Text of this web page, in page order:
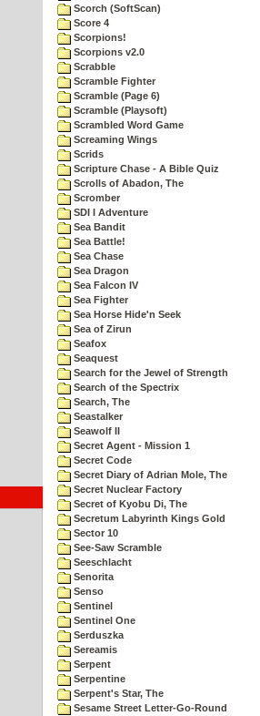
Scorch (SoftScan)
Score 4
Scorpions!
Scorpions v2.0
Scrabble
Scramble Fighter
Scramble (Page 6)
Scramble (Playsoft)
Scrambled Word Game
Screaming Wings
Scrids
Scripture Chase - A Bible Quiz
Scrolls of Abadon, The
Scromber
SDI I Adventure
Sea Bandit
Sea Battle!
Sea Chase
Sea Dragon
Sea Falcon IV
Sea Fighter
Sea Horse Hide'n Seek
Sea of Zirun
Seafox
Seaquest
Search for the Jewel of Strength
Search of the Spectrix
Search, The
Seastalker
Seawolf II
Secret Agent - Mission 1
Secret Code
Secret Diary of Adrian Mole, The
Secret Nuclear Factory
Secret of Kyobu Di, The
Secretum Labyrinth Kings Gold
Sector 10
See-Saw Scramble
Seeschlacht
Senorita
Senso
Sentinel
Sentinel One
Serduszka
Sereamis
Serpent
Serpentine
Serpent's Star, The
Sesame Street Letter-Go-Round